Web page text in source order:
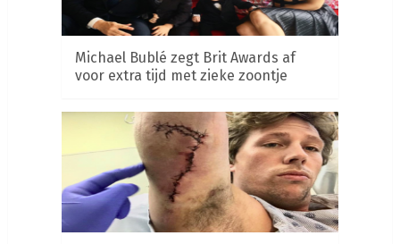
Michael Bublé zegt Brit Awards af
voor extra tijd met zieke zoontje